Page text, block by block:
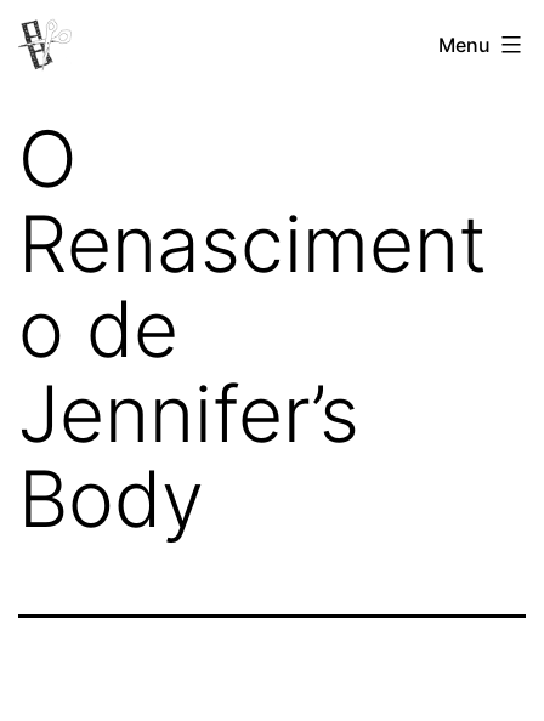
Pular
para
conteúdo
Revista
Menu
O
Renasciment
o de
Jennifer’s
Body